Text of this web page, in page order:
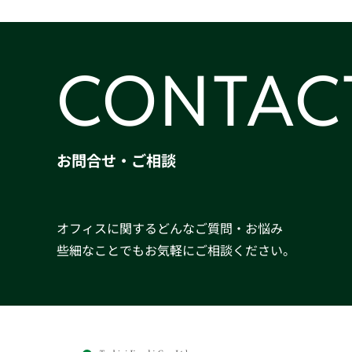
お問合せ・ご相談
オフィスに関するどんなご質問・お悩み
些細なことでもお気軽にご相談ください。